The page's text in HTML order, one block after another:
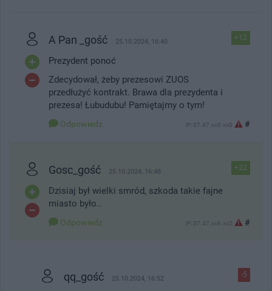
+12
A Pan _gość 25.10.2024, 16:40
Prezydent ponoć
Zdecydował, żeby prezesowi ZUOS
przedłużyć kontrakt. Brawa dla prezydenta i
prezesa! Łubudubu! Pamiętajmy o tym!
Odpowiedz IP: 37.47.xx0.xx0 #
+22
Gosc_gość 25.10.2024, 16:48
Dzisiaj był wielki smród, szkoda takie fajne
miasto było..
Odpowiedz IP: 37.47.xx6.xx2 #
-5
qq_gość 25.10.2024, 16:52